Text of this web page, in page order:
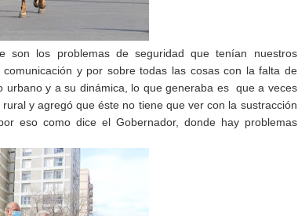
son los problemas de seguridad que tenían nuestros
y por sobre todas las cosas con la falta de
urbano y a su dinámica, lo que generaba es que a veces
y agregó que éste no tiene que ver con la sustracción
eso como dice el Gobernador, donde hay problemas